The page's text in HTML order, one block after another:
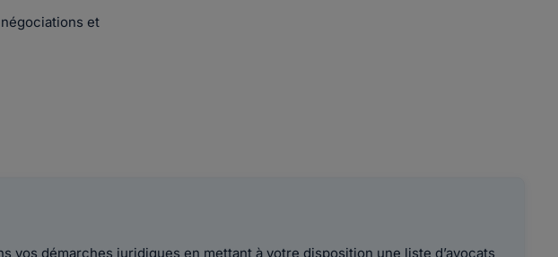
et
vos démarches juridiques en mettant à votre disposition une liste d’avocats